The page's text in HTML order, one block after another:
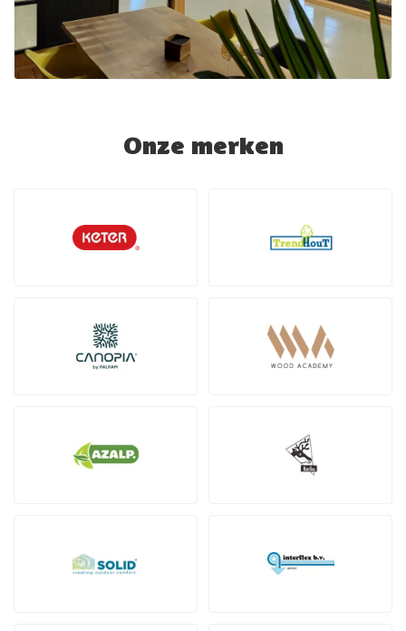
Onze merken